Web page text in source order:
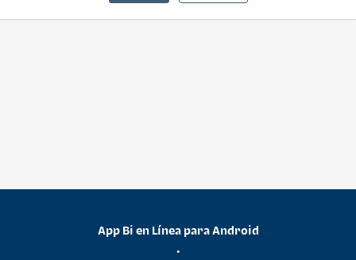
App Bi en Línea para Android
•